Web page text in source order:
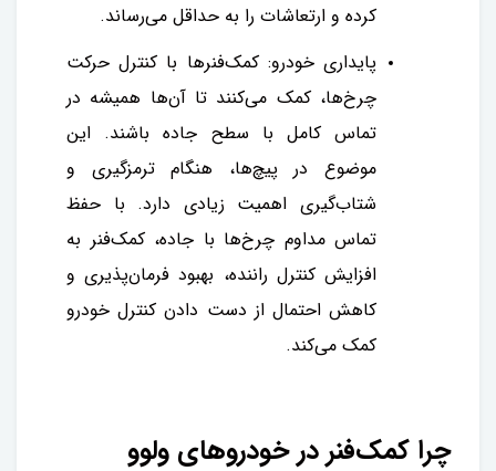
کرده و ارتعاشات را به حداقل می‌رساند.
پایداری خودرو: کمک‌فنرها با کنترل حرکت
چرخ‌ها، کمک می‌کنند تا آن‌ها همیشه در
تماس کامل با سطح جاده باشند. این
موضوع در پیچ‌ها، هنگام ترمزگیری و
شتاب‌گیری اهمیت زیادی دارد. با حفظ
تماس مداوم چرخ‌ها با جاده، کمک‌فنر به
افزایش کنترل راننده، بهبود فرمان‌پذیری و
کاهش احتمال از دست دادن کنترل خودرو
کمک می‌کند.
چرا کمک‌فنر در خودروهای ولوو